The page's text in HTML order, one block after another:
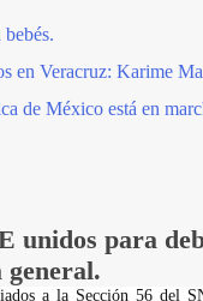
en Veracruz: Karime
de México está en
unidos para
general.
a la Sección 56 del